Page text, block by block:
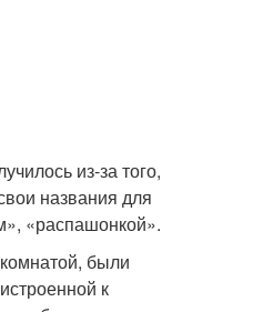
из-за того,
названия для
«распашонкой».
были
к